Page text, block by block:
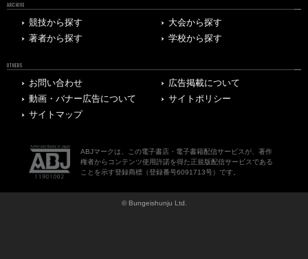
ARCHIVE
競技から探す
大会から探す
著者から探す
学校から探す
OTHERS
お問い合わせ
広告掲載について
動画・バナー広告について
サイトポリシー
サイトマップ
ABJマークは、この電子書店・電子書籍配信サービスが、著作
権者からコンテンツ使用許諾を得た正規版配信サービスである
ことを示す登録商標（登録番号6091713号）です。
© Bungeishunju Ltd.